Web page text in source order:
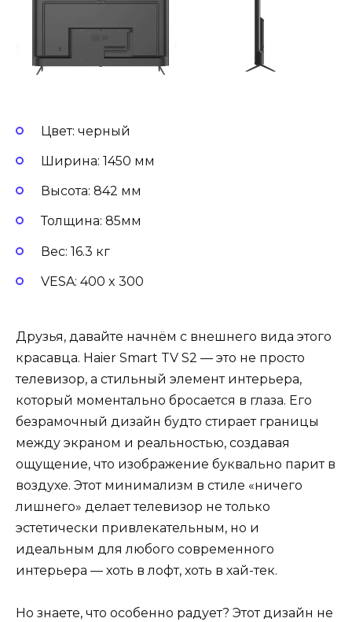
Цвет: черный
Ширина: 1450 мм
Высота: 842 мм
Толщина: 85мм
Вес: 16.3 кг
VESA: 400 x 300
Друзья, давайте начнём с внешнего вида этого
красавца. Haier Smart TV S2 — это не просто
телевизор, а стильный элемент интерьера,
который моментально бросается в глаза. Его
безрамочный дизайн будто стирает границы
между экраном и реальностью, создавая
ощущение, что изображение буквально парит в
воздухе. Этот минимализм в стиле «ничего
лишнего» делает телевизор не только
эстетически привлекательным, но и
идеальным для любого современного
интерьера — хоть в лофт, хоть в хай-тек.
Но знаете, что особенно радует? Этот дизайн не